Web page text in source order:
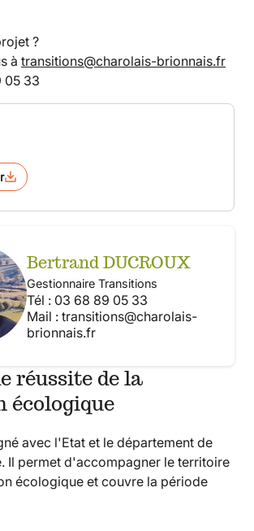
?
à transitions@charolais-brionnais.fr
05 33
Bertrand DUCROUX
Gestionnaire Transitions
Tél : 03 68 89 05 33
Mail : transitions@charolais-
brionnais.fr
réussite de la
avec l'Etat et le département de
Il permet d'accompagner le territoire
écologique et couvre la période